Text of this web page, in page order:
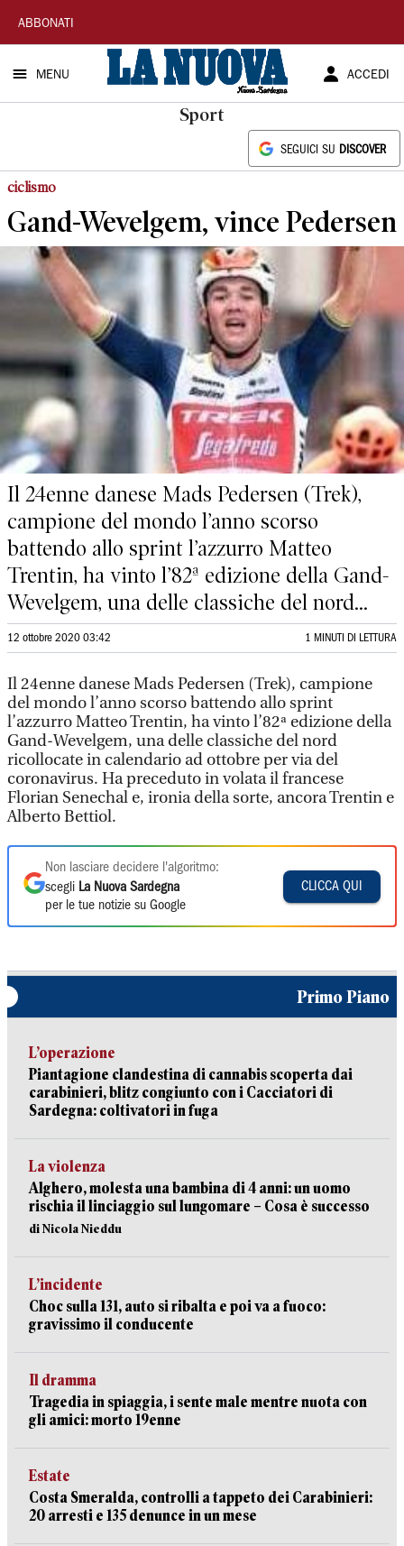
La
Nuova
Sardegna
ABBONATI
MENU ACCEDI
Sport
SEGUICI SU DISCOVER
ciclismo
Gand-Wevelgem, vince Pedersen
Il 24enne danese Mads Pedersen (Trek),
campione del mondo l’anno scorso
battendo allo sprint l’azzurro Matteo
Trentin, ha vinto l’82ª edizione della Gand-
Wevelgem, una delle classiche del nord...
12 ottobre 2020 03:42 1 MINUTI DI LETTURA
Il 24enne danese Mads Pedersen (Trek), campione
del mondo l’anno scorso battendo allo sprint
l’azzurro Matteo Trentin, ha vinto l’82ª edizione della
Gand-Wevelgem, una delle classiche del nord
ricollocate in calendario ad ottobre per via del
coronavirus. Ha preceduto in volata il francese
Florian Senechal e, ironia della sorte, ancora Trentin e
Alberto Bettiol.
Non lasciare decidere l'algoritmo:
scegli La Nuova Sardegna
per le tue notizie su Google
CLICCA QUI
Primo Piano
L’operazione
Piantagione clandestina di cannabis scoperta dai
carabinieri, blitz congiunto con i Cacciatori di
Sardegna: coltivatori in fuga
La violenza
Alghero, molesta una bambina di 4 anni: un uomo
rischia il linciaggio sul lungomare – Cosa è successo
di Nicola Nieddu
L’incidente
Choc sulla 131, auto si ribalta e poi va a fuoco:
gravissimo il conducente
Il dramma
Tragedia in spiaggia, i sente male mentre nuota con
gli amici: morto 19enne
Estate
Costa Smeralda, controlli a tappeto dei Carabinieri:
20 arresti e 135 denunce in un mese